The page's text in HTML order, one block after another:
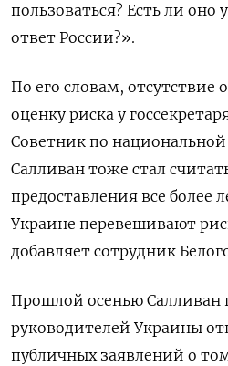
пользоваться? Есть ли оно
ответ России?».
По его словам, отсутствие
оценку риска у
Советник по
Салливан тоже стал
предоставления все более
Украине перевешивают
добавляет сотрудник
Прошлой осенью Салливан
руководителей Украины
публичных заявлений о